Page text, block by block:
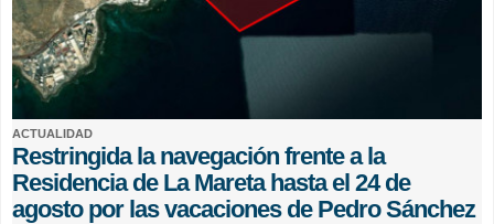
ACTUALIDAD
Restringida la navegación frente a la
Residencia de La Mareta hasta el 24 de
agosto por las vacaciones de Pedro Sánchez